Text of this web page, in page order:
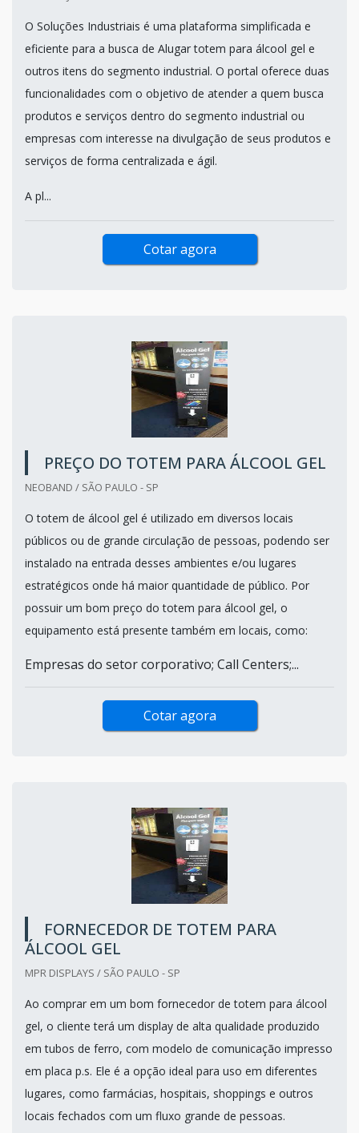
O Soluções Industriais é uma plataforma simplificada e
eficiente para a busca de Alugar totem para álcool gel e
outros itens do segmento industrial. O portal oferece duas
funcionalidades com o objetivo de atender a quem busca
produtos e serviços dentro do segmento industrial ou
empresas com interesse na divulgação de seus produtos e
serviços de forma centralizada e ágil.
A pl...
Cotar agora
PREÇO DO TOTEM PARA ÁLCOOL GEL
NEOBAND / SÃO PAULO - SP
O totem de álcool gel é utilizado em diversos locais
públicos ou de grande circulação de pessoas, podendo ser
instalado na entrada desses ambientes e/ou lugares
estratégicos onde há maior quantidade de público. Por
possuir um bom preço do totem para álcool gel, o
equipamento está presente também em locais, como:
Empresas do setor corporativo; Call Centers;...
Cotar agora
FORNECEDOR DE TOTEM PARA
ÁLCOOL GEL
MPR DISPLAYS / SÃO PAULO - SP
Ao comprar em um bom fornecedor de totem para álcool
gel, o cliente terá um display de alta qualidade produzido
em tubos de ferro, com modelo de comunicação impresso
em placa p.s. Ele é a opção ideal para uso em diferentes
lugares, como farmácias, hospitais, shoppings e outros
locais fechados com um fluxo grande de pessoas.